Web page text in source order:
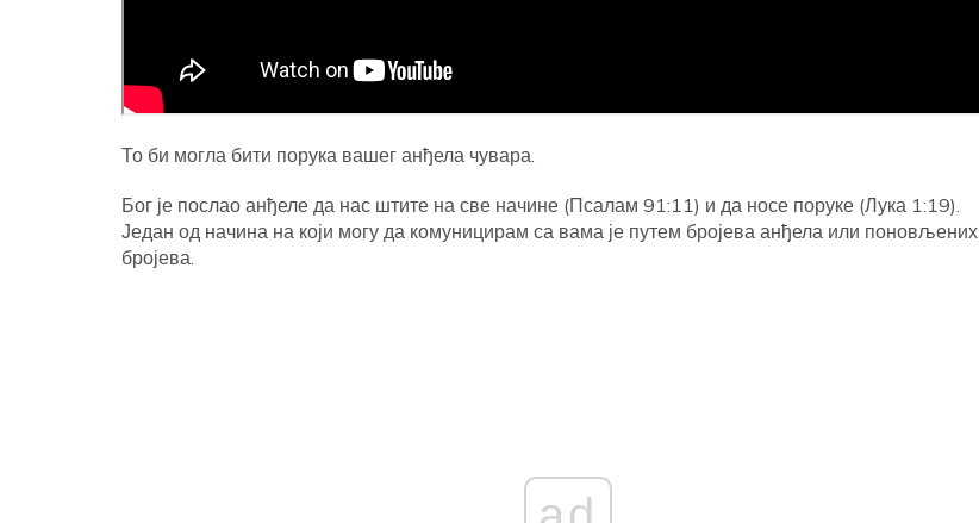
То би могла бити порука вашег анђела чувара.
Бог је послао анђеле да нас штите на све начине (Псалам 91:11) и да носе поруке (Лука 1:19).
Један од начина на који могу да комуницирам са вама је путем бројева анђела или поновљених
бројева.